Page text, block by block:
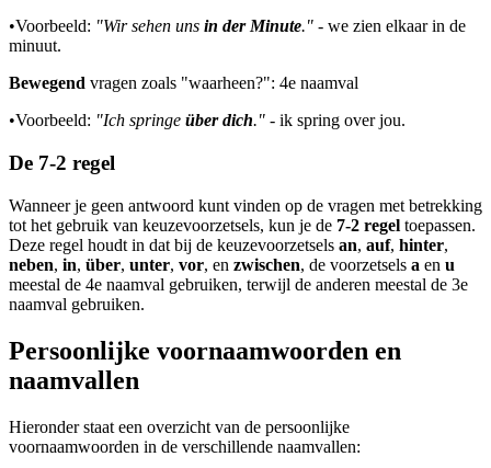
•Voorbeeld: "Wir sehen uns in der Minute." - we zien elkaar in de
minuut.
Bewegend vragen zoals "waarheen?": 4e naamval
•Voorbeeld: "Ich springe über dich." - ik spring over jou.
De 7-2 regel
Wanneer je geen antwoord kunt vinden op de vragen met betrekking
tot het gebruik van keuzevoorzetsels, kun je de 7-2 regel toepassen.
Deze regel houdt in dat bij de keuzevoorzetsels an, auf, hinter,
neben, in, über, unter, vor, en zwischen, de voorzetsels a en u
meestal de 4e naamval gebruiken, terwijl de anderen meestal de 3e
naamval gebruiken.
Persoonlijke voornaamwoorden en
naamvallen
Hieronder staat een overzicht van de persoonlijke
voornaamwoorden in de verschillende naamvallen: